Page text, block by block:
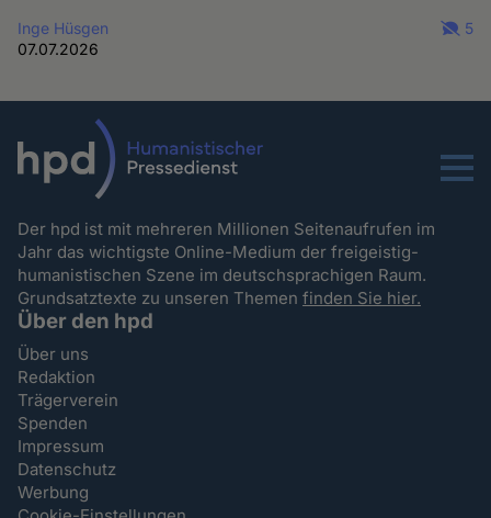
Inge Hüsgen
07.07.2026
5
Menu
Der hpd ist mit mehreren Millionen Seitenaufrufen im
Jahr das wichtigste Online-Medium der freigeistig-
humanistischen Szene im deutschsprachigen Raum.
Grundsatztexte zu unseren Themenfinden Sie hier.
Über den hpd
Über uns
Redaktion
Trägerverein
Spenden
Impressum
Datenschutz
Werbung